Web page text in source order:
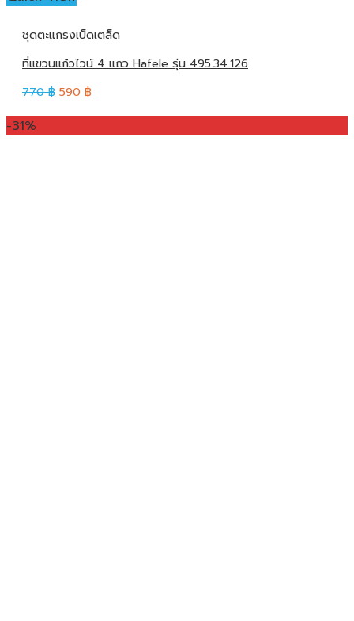
ชุดตะแกรงเบ็ดเตล็ด
ที่แขวนแก้วไวน์ 4 แถว Hafele รุ่น 495.34.126
770฿ 590 ฿
-31%